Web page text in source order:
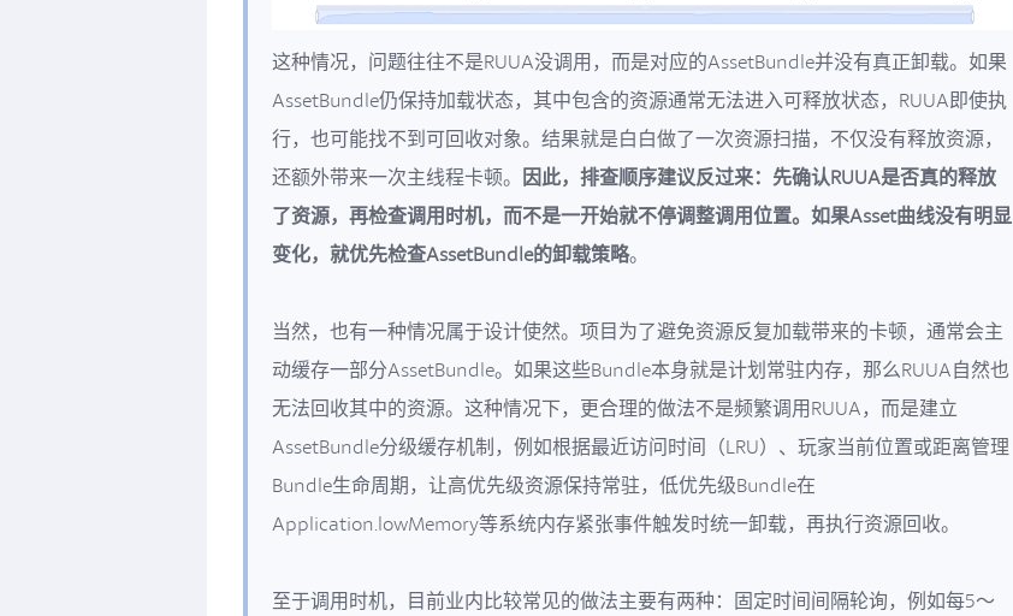
这种情况，问题往往不是RUUA没调用，而是对应的AssetBundle并没有真正卸载。如果
AssetBundle仍保持加载状态，其中包含的资源通常无法进入可释放状态，RUUA即使执
行，也可能找不到可回收对象。结果就是白白做了一次资源扫描，不仅没有释放资源，
还额外带来一次主线程卡顿。
因此，排查顺序建议反过来：先确认RUUA是否真的释放
了资源，再检查调用时机，而不是一开始就不停调整调用位置。如果Asset曲线没有明显
变化，就优先检查AssetBundle的卸载策略。
当然，也有一种情况属于设计使然。项目为了避免资源反复加载带来的卡顿，通常会主
动缓存一部分AssetBundle。如果这些Bundle本身就是计划常驻内存，那么RUUA自然也
无法回收其中的资源。这种情况下，更合理的做法不是频繁调用RUUA，而是建立
AssetBundle分级缓存机制，例如根据最近访问时间（LRU）、玩家当前位置或距离管理
Bundle生命周期，让高优先级资源保持常驻，低优先级Bundle在
Application.lowMemory等系统内存紧张事件触发时统一卸载，再执行资源回收。
至于调用时机，目前业内比较常见的做法主要有两种：固定时间间隔轮询，例如每5～